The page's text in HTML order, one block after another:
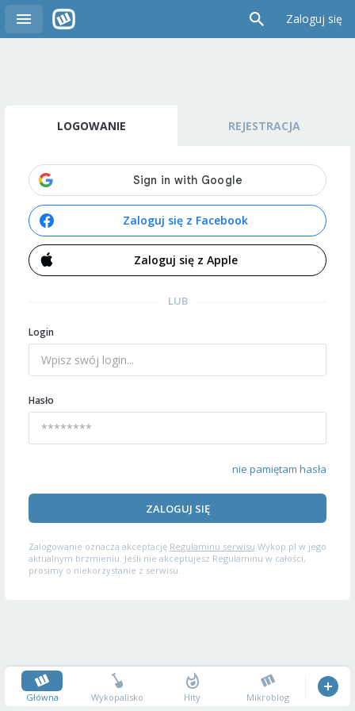
Zaloguj się
LOGOWANIE REJESTRACJA
Zaloguj się z Facebook
Zaloguj się z Apple
LUB
Login
Hasło
nie pamiętam hasła
ZALOGUJ SIĘ
Zalogowanie oznacza akceptację Regulaminu serwisu Wykop.pl w jego
aktualnym brzmieniu. Jeśli nie akceptujesz Regulaminu w całości,
prosimy o niekorzystanie z serwisu.
Główna Wykopalisko Hity Mikroblog